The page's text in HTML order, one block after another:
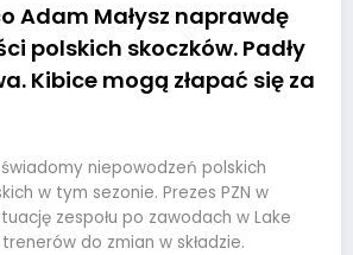
Adam Małysz naprawdę
polskich skoczków. Padły
Kibice mogą złapać się za
niepowodzeń polskich
w tym sezonie. Prezes PZN w
zespołu po zawodach w Lake
trenerów do zmian w składzie.